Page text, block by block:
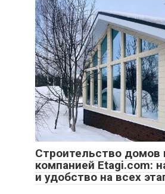
Строительство домов
компанией Etagi.com:
и удобство на всех